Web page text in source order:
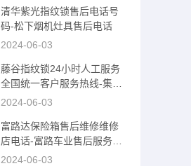
清华紫光指纹锁售后电话号
码-松下烟机灶具售后电话
2024-06-03
藤谷指纹锁24小时人工服务
全国统一客户服务热线-集成
灶售后电话是多少
2024-06-03
富路达保险箱售后维修维修
店电话-富路车业售后服务中
心
2024-06-03